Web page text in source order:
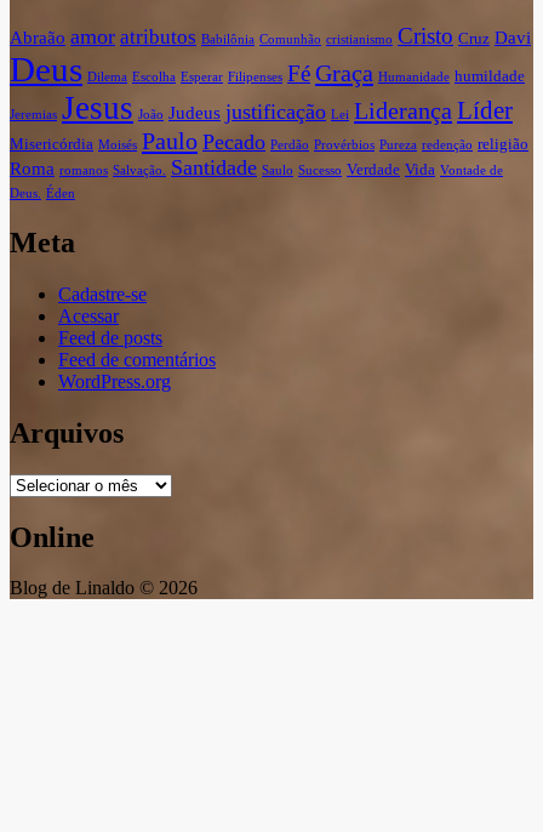
Abraão amor atributos Babilônia Comunhão cristianismo Cristo Cruz Davi
Deus Dilema Escolha Esperar Filipenses FéGraça Humanidade humildade
Jeremias Jesus João Judeus justificação Lei Liderança Líder
Misericórdia Moisés Paulo Pecado Perdão Provérbios Pureza redenção religião
Roma romanos Salvação. Santidade Saulo Sucesso Verdade Vida Vontade de
Deus.
Éden
Meta
Cadastre-se
Acessar
Feed de posts
Feed de comentários
WordPress.org
Arquivos
Arquivos
Online
Blog de Linaldo © 2026